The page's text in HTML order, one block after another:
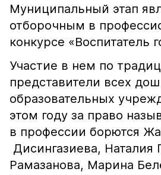
Муниципальный этап
отборочным в
конкурсе «Воспитатель
Участие в нем по
представители всех
образовательных
этом году за право
в профессии борются
Дисингазиева, Наталия
Рамазанова, Марина